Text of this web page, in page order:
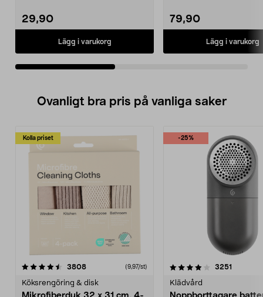
29,90
Lägg i varukorg
79,90
Lägg i varukorg
Ovanligt bra pris på vanliga saker
Kolla priset
3808recensioner (9,97/st)
Köksrengöring & disk
-25%
4.0av 5 stjärnor 3251
Klädvård
4.5av 5 stjärnor